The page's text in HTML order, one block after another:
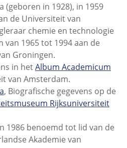
(geboren in 1928), in 1959
de Universiteit van
chemie en technologie
van 1965 tot 1994 aan de
Groningen.
in hetAlbum Academicum
van Amsterdam.
, Biografische gegevens op de
Rijksuniversiteit
1986 benoemd tot lid van de
Akademie van